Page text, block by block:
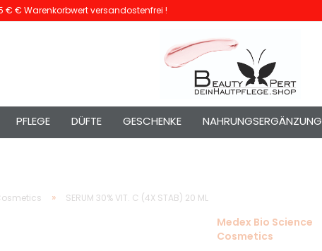
€ Warenkorbwert versandostenfrei !
PFLEGE DÜFTE GESCHENKE NAHRUNGSERGÄNZUNG
» SERUM 30% VIT. C (4X STAB) 20 ML
Medex Bio Science
Cosmetics